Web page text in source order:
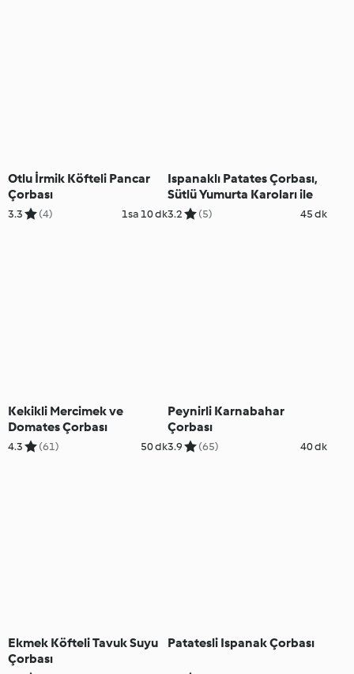
Otlu İrmik Köfteli Pancar
Çorbası
3.3 (4) 1sa 10 dk
Ispanaklı Patates Çorbası,
Sütlü Yumurta Karoları ile
3.2 (5) 45 dk
Kekikli Mercimek ve
Domates Çorbası
4.3 (61) 50 dk
Peynirli Karnabahar
Çorbası
3.9 (65) 40 dk
Ekmek Köfteli Tavuk Suyu
Çorbası
Patatesli Ispanak Çorbası